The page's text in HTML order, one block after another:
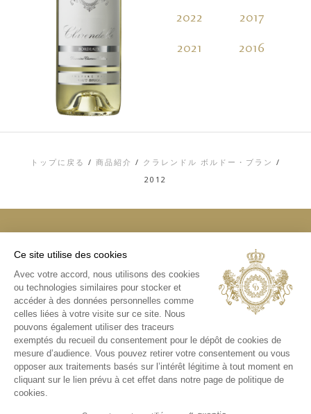
2022
2021
2017
2016
トップに戻る / 商品紹介 / クラレンドル ボルドー・ブラン /
2012
お問い合わせ
利用規約
個人情報およびCOOKIE（クッキー）に関す
る方針
メディアライブラリ
インスタグラム
日本版インスタグラム
トップ
Ce site utilise des cookies
Avec votre accord, nous utilisons des cookies
ou technologies similaires pour stocker et
accéder à des données personnelles comme
celles liées à votre visite sur ce site. Nous
pouvons également utiliser des traceurs
exemptés du recueil du consentement pour le dépôt de cookies de
mesure d’audience. Vous pouvez retirer votre consentement ou vous
opposer aux traitements basés sur l’intérêt légitime à tout moment en
cliquant sur le lien prévu à cet effet dans notre page de politique de
cookies.